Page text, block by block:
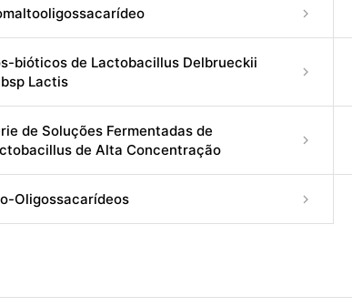
bióticos de Lactobacillus Delbrueckii
Lactis
de Soluções Fermentadas de
de Alta Concentração
Oligossacarídeos